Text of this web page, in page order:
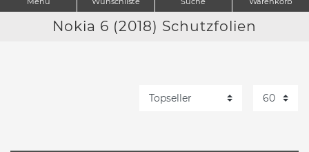
Nokia 6 (2018) Schutzfolien